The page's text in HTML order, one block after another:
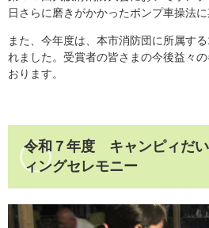
日さらに磨きがかかったポンプ車操法に
また、今年度は、本市消防団に所属す
れました。受賞者の皆さまの今後益々
おります。
令和７年度 キャンピィだ
ィングセレモニー